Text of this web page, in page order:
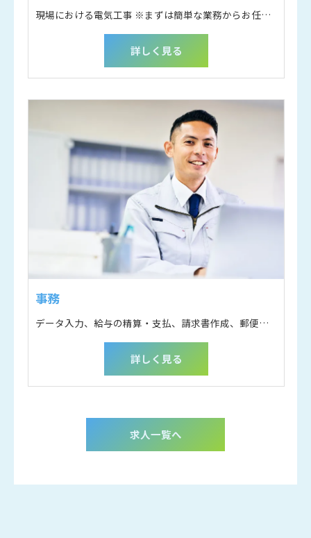
現場における電気工事 ※まずは簡単な業務からお任せします。
詳しく見る
事務
データ入力、給与の精算・支払、請求書作成、郵便物の対応など
詳しく見る
求人一覧へ